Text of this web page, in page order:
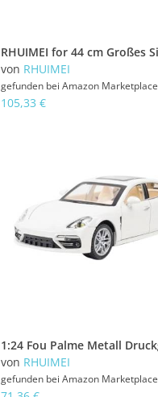
von RHUIMEI
gefunden bei Amazon Marketplace
105,33 €
von RHUIMEI
gefunden bei Amazon Marketplace